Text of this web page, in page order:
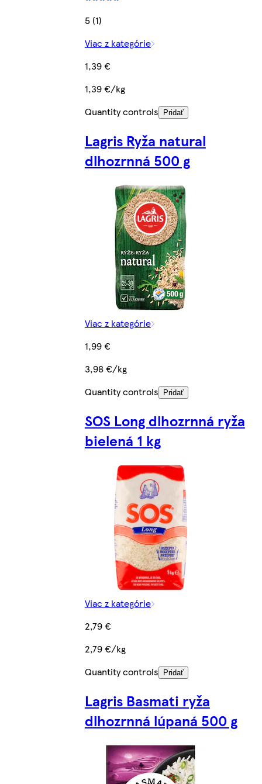
5 (1)
Viac z kategórie
1,39 €
1,39 €/kg
Quantity controls
Pridať
Lagris Ryža natural
dlhozrnná 500 g
Viac z kategórie
1,99 €
3,98 €/kg
Quantity controls
Pridať
SOS Long dlhozrnná ryža
bielená 1 kg
Viac z kategórie
2,79 €
2,79 €/kg
Quantity controls
Pridať
Lagris Basmati ryža
dlhozrnná lúpaná 500 g